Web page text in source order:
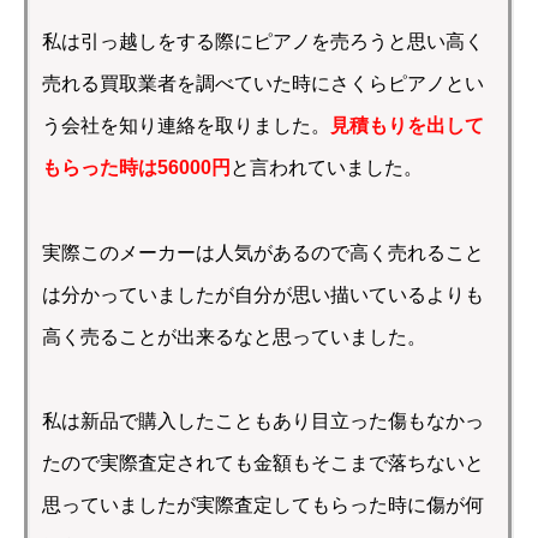
私は引っ越しをする際にピアノを売ろうと思い高く
売れる買取業者を調べていた時にさくらピアノとい
う会社を知り連絡を取りました。 見積もりを出して
もらった時は56000円 と言われていました。
実際このメーカーは人気があるので高く売れること
は分かっていましたが自分が思い描いているよりも
高く売ることが出来るなと思っていました。
私は新品で購入したこともあり目立った傷もなかっ
たので実際査定されても金額もそこまで落ちないと
思っていましたが実際査定してもらった時に傷が何